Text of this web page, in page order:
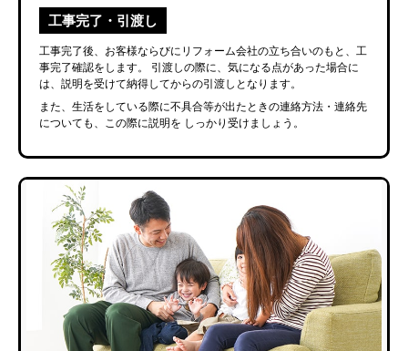
工事完了・引渡し
工事完了後、お客様ならびにリフォーム会社の立ち合いのもと、工
事完了確認をします。
引渡しの際に、気になる点があった場合に
は、説明を受けて納得してからの引渡しとなります。
また、生活をしている際に不具合等が出たときの連絡方法・連絡先
についても、この際に説明を しっかり受けましょう。